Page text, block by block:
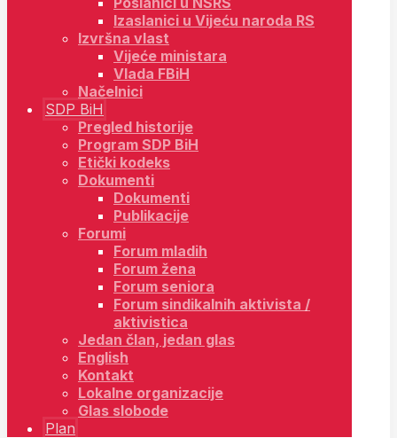
Izaslanici u Vijeću naroda RS
Izvršna vlast
Vijeće ministara
Vlada FBiH
Načelnici
SDP BiH
Pregled historije
Program SDP BiH
Etički kodeks
Dokumenti
Dokumenti
Publikacije
Forumi
Forum mladih
Forum žena
Forum seniora
Forum sindikalnih aktivista /
aktivistica
Jedan član, jedan glas
English
Kontakt
Lokalne organizacije
Glas slobode
Plan